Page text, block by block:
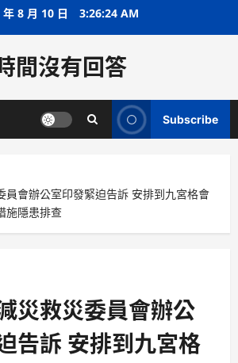
8 月 10 日 3:26:24 AM
間沒有回答
Subscribe
員會辦公室印發緊迫告訴 安排到九宮格會
施隱患排查
災救災委員會辦公
告訴 安排到九宮格